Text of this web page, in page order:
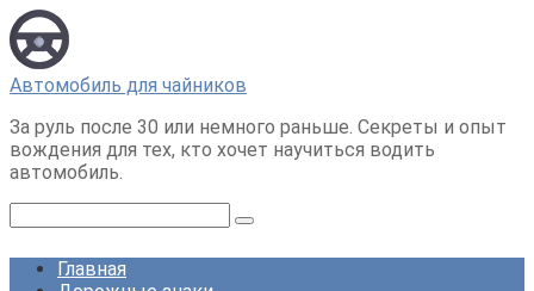
Перейти
к
контенту
Автомобиль для чайников
За руль после 30 или немного раньше. Секреты и опыт
вождения для тех, кто хочет научиться водить
автомобиль.
Главная